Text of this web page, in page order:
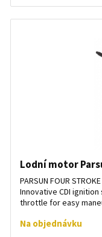
Lodní motor
PARSUN FOUR
Innovative CDI
throttle for easy
Na objednávku